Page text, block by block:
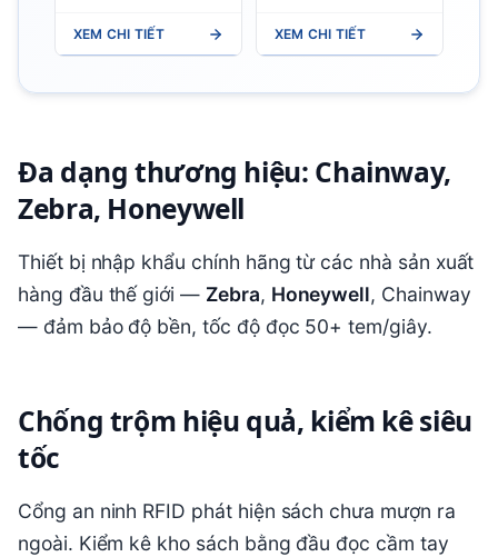
RFID, nhẹ
297g, IP65
XEM CHI TIẾT
VSCN100
XEM CHI TIẾT
Đa dạng thương hiệu: Chainway,
Zebra, Honeywell
Thiết bị nhập khẩu chính hãng từ các nhà sản xuất
hàng đầu thế giới — Zebra, Honeywell, Chainway
— đảm bảo độ bền, tốc độ đọc 50+ tem/giây.
Chống trộm hiệu quả, kiểm kê siêu
tốc
Cổng an ninh RFID phát hiện sách chưa mượn ra
ngoài. Kiểm kê kho sách bằng đầu đọc cầm tay